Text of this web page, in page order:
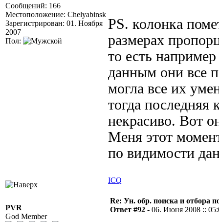
Сообщений: 166
Местоположение: Chelyabinsk
Зарегистрирован: 01. Ноября
2007
Пол:
PS. колонка
размерах
то есть
данным они все
могла все их
тогда последняя
некрасиво. Вот
Меня этот
по видимости
ICQ
PVR
God Member
Re: Ун. обр. поиска и отбора
Ответ #92 - 06. Июня 2008 ::